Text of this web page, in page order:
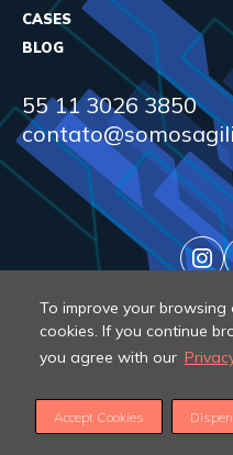
To improve your browsing
cookies. If you continue
you agree with our
Accept Cookies
CASES
BLOG
55 11 3026 3850
© 2026 Agility.